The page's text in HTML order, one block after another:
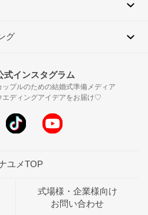
グ
式インスタグラム
ップルのための結婚式準備メディア
エディングアイデアをお届け♡
ユメTOP
式場様・企業様向け
お問い合わせ